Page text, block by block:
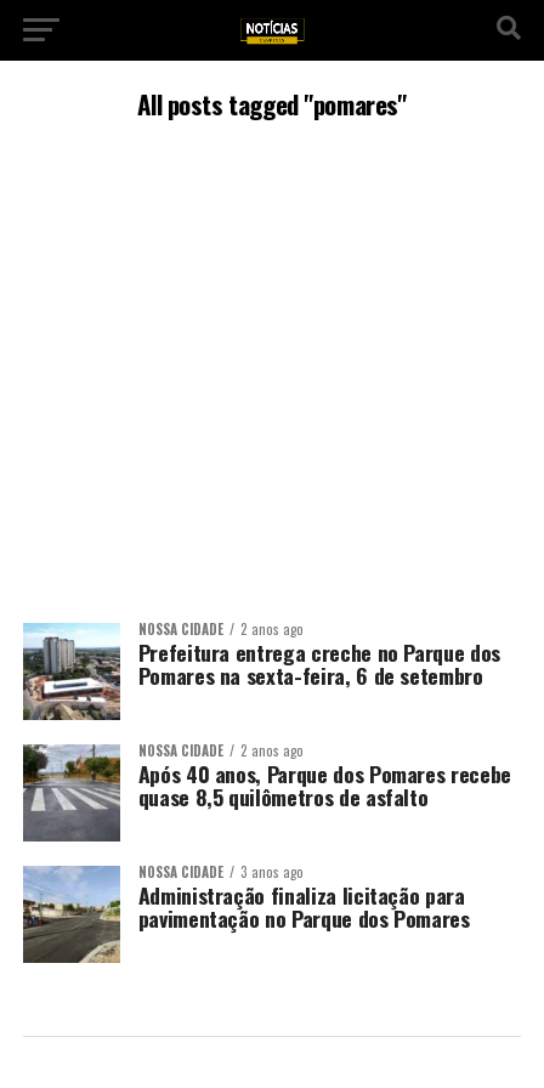
All posts tagged "pomares"
NOSSA CIDADE 2 anos ago
Prefeitura entrega creche no Parque dos
Pomares na sexta-feira, 6 de setembro
NOSSA CIDADE 2 anos ago
Após 40 anos, Parque dos Pomares recebe
quase 8,5 quilômetros de asfalto
NOSSA CIDADE 3 anos ago
Administração finaliza licitação para
pavimentação no Parque dos Pomares